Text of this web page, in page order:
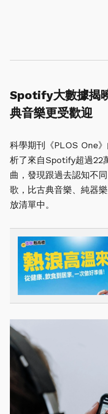
Spotify大數據揭
典音樂更受歡迎
科學期刊《PLOS One
析了來自Spotify超過22
曲，發現跟過去認知不
歌，比古典音樂、純器
放清單中。